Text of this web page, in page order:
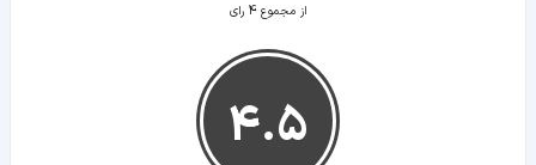
از مجموع 4 رای
4.5